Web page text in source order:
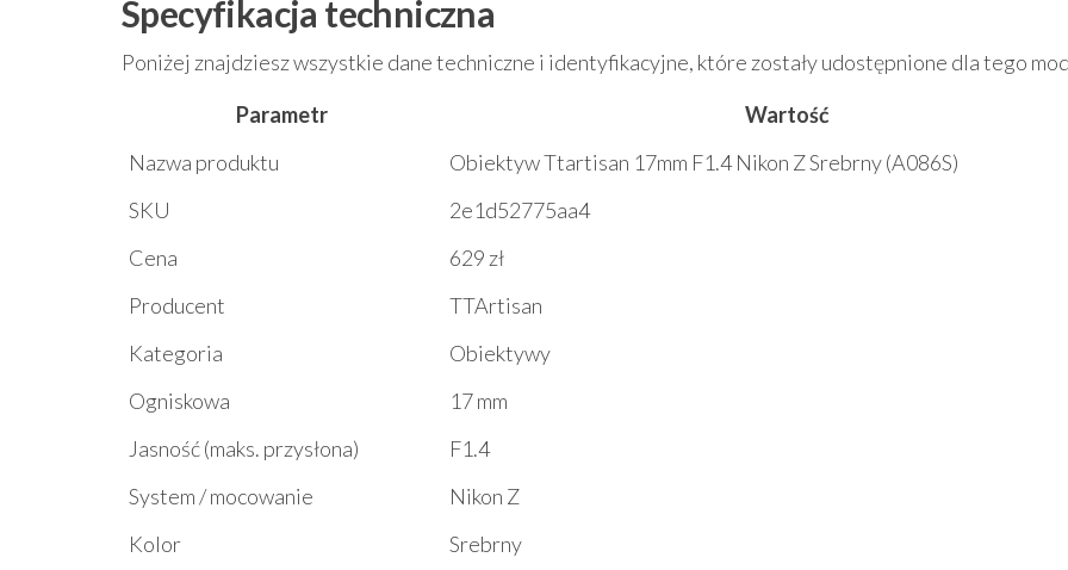
Specyfikacja techniczna
Poniżej znajdziesz wszystkie dane techniczne i identyfikacyjne, które zostały udostępnione dla tego
Parametr
Wartość
Nazwa produktu
Obiektyw Ttartisan 17mm F1.4 Nikon Z Srebrny (A086S)
SKU
2e1d52775aa4
Cena
629 zł
Producent
TTArtisan
Kategoria
Obiektywy
Ogniskowa
17 mm
Jasność (maks. przysłona)
F1.4
System / mocowanie
Nikon Z
Kolor
Srebrny